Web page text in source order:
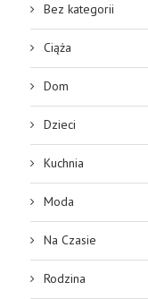
Bez kategorii
Ciąża
Dom
Dzieci
Kuchnia
Moda
Na Czasie
Rodzina